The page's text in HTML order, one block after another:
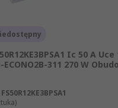
Ic 50 A Uce
311 270 W
FS50R12KE3BPSA1